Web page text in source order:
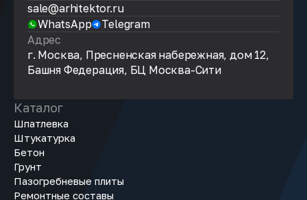
sale@arhitektor.ru
WhatsApp
Telegram
Адрес
г. Москва, Пресненская набережная, дом 12,
Башня Федерация, БЦ Москва-Сити
Каталог
Шпатлевка
Штукатурка
Бетон
Грунт
Пазогребневые плиты
Ремонтные составы